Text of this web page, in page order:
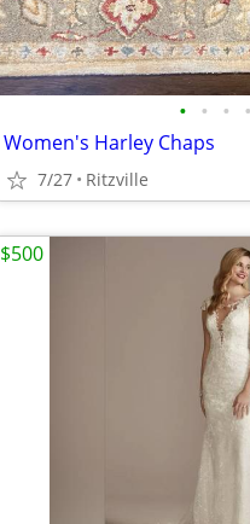
• • • •
Women's Harley Chaps
7/27 Ritzville
$500